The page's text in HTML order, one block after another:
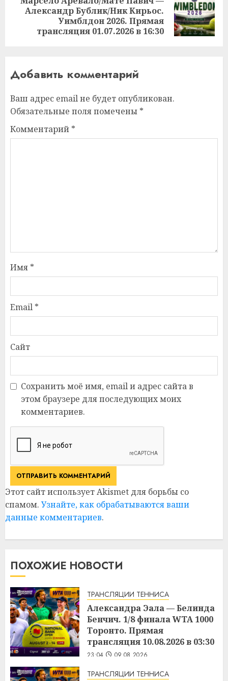
Следующая
запись:
Александр Бублик/Ник Кирьос.
Уимблдон 2026. Прямая
трансляция 01.07.2026 в 16:30
Добавить комментарий
Ваш адрес email не будет опубликован.
Обязательные поля помечены *
Комментарий *
Имя *
Email *
Сайт
Сохранить моё имя, email и адрес сайта в
этом браузере для последующих моих
комментариев.
Этот сайт использует Akismet для борьбы со
спамом. Узнайте, как обрабатываются ваши
данные комментариев.
ПОХОЖИЕ НОВОСТИ
ТРАНСЛЯЦИИ ТЕННИСА
Александра Эала — Белинда
Бенчич. 1/8 финала WTA 1000
Торонто. Прямая
трансляция 10.08.2026 в 03:30
23:04 09.08.2026
ТРАНСЛЯЦИИ ТЕННИСА